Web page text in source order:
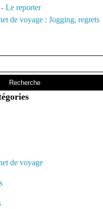
Le reporter
de voyage : Jogging, regrets
de voyage